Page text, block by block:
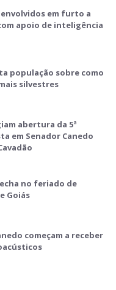
em furto a
apoio de inteligência
população sobre como
silvestres
abertura da 5ª
em Senador Canedo
no feriado de
Goiás
começam a receber